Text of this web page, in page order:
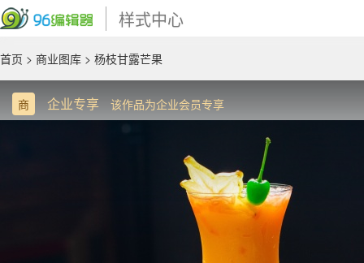
样式中心
首页 > 商业图库 > 杨枝甘露芒果
商 企业专享 该作品为企业会员专享